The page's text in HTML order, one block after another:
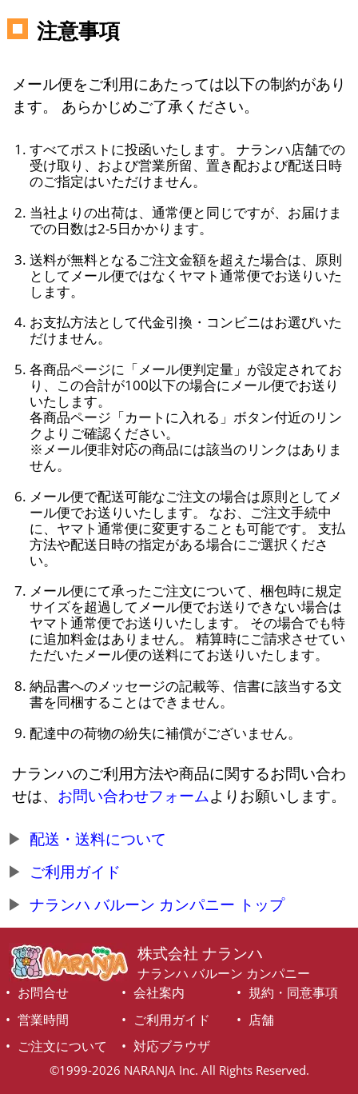
注意事項
メール便をご利用にあたっては以下の制約があり
ます。 あらかじめご了承ください。
すべてポストに投函いたします。 ナランハ店舗での
受け取り、および営業所留、置き配および配送日時
のご指定はいただけません。
当社よりの出荷は、通常便と同じですが、お届けま
での日数は2-5日かかります。
送料が無料となるご注文金額を超えた場合は、原則
としてメール便ではなくヤマト通常便でお送りいた
します。
お支払方法として代金引換・コンビニはお選びいた
だけません。
各商品ページに「メール便判定量」が設定されてお
り、この合計が100以下の場合にメール便でお送り
いたします。
各商品ページ「カートに入れる」ボタン付近のリン
クよりご確認ください。
※メール便非対応の商品には該当のリンクはありま
せん。
メール便で配送可能なご注文の場合は原則としてメ
ール便でお送りいたします。 なお、ご注文手続中
に、ヤマト通常便に変更することも可能です。 支払
方法や配送日時の指定がある場合にご選択くださ
い。
メール便にて承ったご注文について、梱包時に規定
サイズを超過してメール便でお送りできない場合は
ヤマト通常便でお送りいたします。 その場合でも特
に追加料金はありません。 精算時にご請求させてい
ただいたメール便の送料にてお送りいたします。
納品書へのメッセージの記載等、信書に該当する文
書を同梱することはできません。
配達中の荷物の紛失に補償がございません。
ナランハのご利用方法や商品に関するお問い合わ
せは、 お問い合わせフォームよりお願いします。
配送・送料について
ご利用ガイド
ナランハ バルーン カンパニー トップ
株式会社 ナランハ
ナランハ バルーン カンパニー
お問合せ
会社案内
規約・同意事項
営業時間
ご利用ガイド
店舗
ご注文について
対応ブラウザ
©1999-2026 NARANJA Inc. All Rights Reserved.